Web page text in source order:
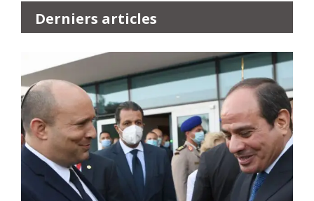
Derniers articles